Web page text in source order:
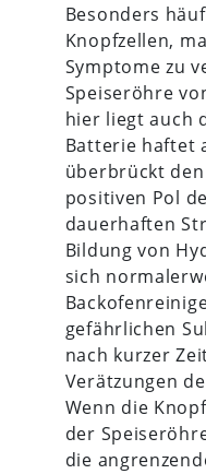
Besonders
Knopfzellen,
Symptome zu
Speiseröhre
hier liegt auch
Batterie haftet
überbrückt
positiven Pol
dauerhaften
Bildung von
sich
gefährlichen
nach kurzer
Verätzungen
Wenn die
der
die